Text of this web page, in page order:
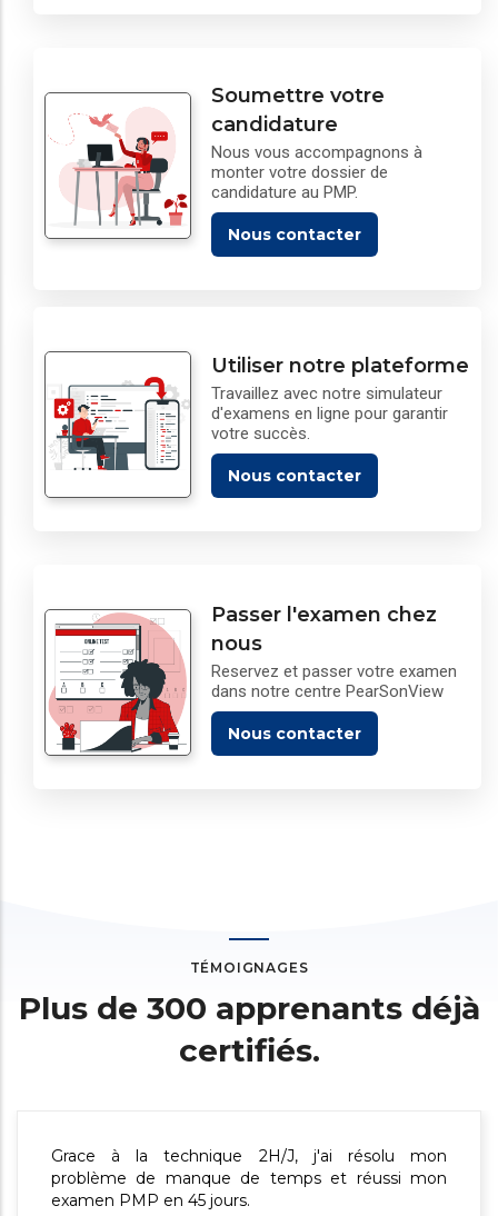
Soumettre votre
candidature
Nous vous accompagnons à
monter votre dossier de
candidature au PMP.
Nous contacter
Utiliser notre plateforme
Travaillez avec notre simulateur
d'examens en ligne pour garantir
votre succès.
Nous contacter
Passer l'examen chez
nous
Reservez et passer votre examen
dans notre centre PearSonView
Nous contacter
TÉMOIGNAGES
Plus de 300 apprenants déjà
certifiés.
Les outils mis à disposition par CUGIT pendant ma
formation ont été très efficaces. Les supports de
cours résumés m'ont permis d'accélérer ma